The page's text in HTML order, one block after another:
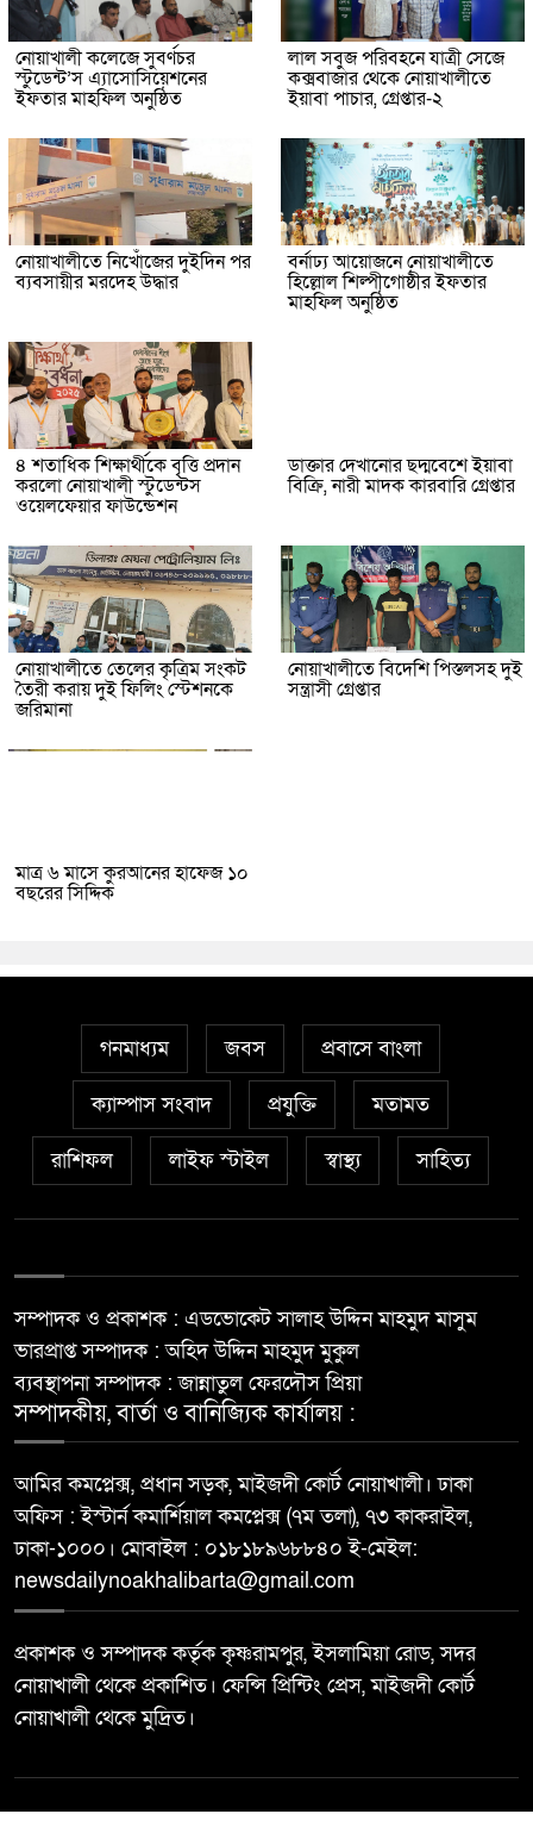
নোয়াখালী কলেজে সুবর্ণচর
স্টুডেন্ট’স এ্যাসোসিয়েশনের
ইফতার মাহফিল অনুষ্ঠিত
লাল সবুজ পরিবহনে যাত্রী সেজে
কক্সবাজার থেকে নোয়াখালীতে
ইয়াবা পাচার, গ্রেপ্তার-২
নোয়াখালীতে নিখোঁজের দুইদিন পর
ব্যবসায়ীর মরদেহ উদ্ধার
বর্নাঢ্য আয়োজনে নোয়াখালীতে
হিল্লোল শিল্পীগোষ্ঠীর ইফতার
মাহফিল অনুষ্ঠিত
৪ শতাধিক শিক্ষার্থীকে বৃত্তি প্রদান
করলো নোয়াখালী স্টুডেন্টস
ওয়েলফেয়ার ফাউন্ডেশন
ডাক্তার দেখানোর ছদ্মবেশে ইয়াবা
বিক্রি, নারী মাদক কারবারি গ্রেপ্তার
নোয়াখালীতে তেলের কৃত্রিম সংকট
তৈরী করায় দুই ফিলিং স্টেশনকে
জরিমানা
নোয়াখালীতে বিদেশি পিস্তলসহ দুই
সন্ত্রাসী গ্রেপ্তার
মাত্র ৬ মাসে কুরআনের হাফেজ ১০
বছরের সিদ্দিক
গনমাধ্যম জবস প্রবাসে বাংলা
ক্যাম্পাস সংবাদ প্রযুক্তি মতামত
রাশিফল লাইফ স্টাইল স্বাস্থ্য সাহিত্য
সম্পাদক ও প্রকাশক : এডভোকেট সালাহ উদ্দিন মাহমুদ মাসুম
ভারপ্রাপ্ত সম্পাদক : অহিদ উদ্দিন মাহমুদ মুকুল
ব্যবস্থাপনা সম্পাদক : জান্নাতুল ফেরদৌস প্রিয়া
সম্পাদকীয়, বার্তা ও বানিজ্যিক কার্যালয় :
আমির কমপ্লেক্স, প্রধান সড়ক, মাইজদী কোর্ট নোয়াখালী। ঢাকা
অফিস : ইস্টার্ন কমার্শিয়াল কমপ্লেক্স (৭ম তলা), ৭৩ কাকরাইল,
ঢাকা-১০০০। মোবাইল : ০১৮১৮৯৬৮৮৪০ ই-মেইল:
newsdailynoakhalibarta@gmail.com
প্রকাশক ও সম্পাদক কর্তৃক কৃষ্ণরামপুর, ইসলামিয়া রোড, সদর
নোয়াখালী থেকে প্রকাশিত। ফেন্সি প্রিন্টিং প্রেস, মাইজদী কোর্ট
নোয়াখালী থেকে মুদ্রিত।